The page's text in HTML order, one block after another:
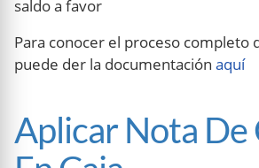
saldo a favor
Para conocer el proceso completo
puede der la documentación aquí
Aplicar Nota De